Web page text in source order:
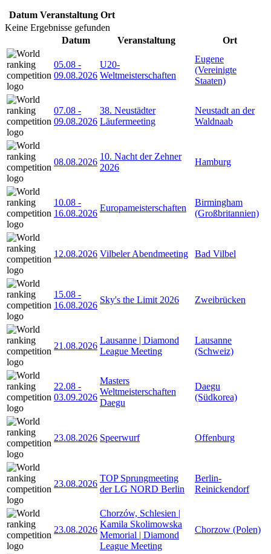
Datum Veranstaltung Ort
Keine Ergebnisse gefunden
Datum
Veranstaltung Ort
05.08 -
09.08.2026
U20-
Weltmeisterschaften
Eugene
(Vereinigte
Staaten)
07.08 -
09.08.2026
38. Neustädter
Läufermeeting
Neustadt an der
Waldnaab
08.08.2026
10. Nacht der Zehner
2026
Hamburg
10.08 -
16.08.2026
Europameisterschaften
Birmingham
(Großbritannien)
12.08.2026 Vilbeler Abendmeeting Bad Vilbel
15.08 -
16.08.2026
Sky's the Limit 2026 Zweibrücken
21.08.2026
Lausanne | Diamond
League Meeting
Lausanne
(Schweiz)
22.08 -
03.09.2026
Masters
Weltmeisterschaften
Daegu
Daegu
(Südkorea)
23.08.2026 Speerwurf Offenburg
23.08.2026
TOP Sprungmeeting
der LG NORD Berlin
Berlin-
Reinickendorf
23.08.2026
Chorzów, Schlesien |
Kamila Skolimowska
Memorial | Diamond
League Meeting
Chorzow (Polen)